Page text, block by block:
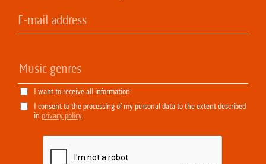
I want to receive all information
I consent to the processing of my personal data to the extent described
in privacy policy.